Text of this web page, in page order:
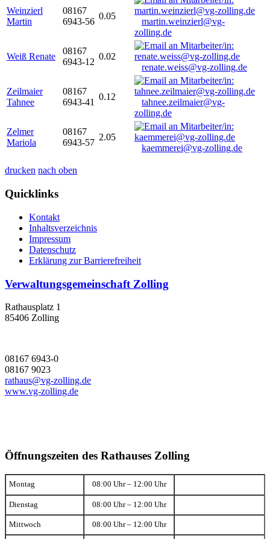
Weinzierl
Martin
08167
6943-56
0.05
martin.weinzierl@vg-
zolling.de
Weiß Renate
08167
6943-12
0.02
renate.weiss@vg-zolling.de
Zeilmaier
Tahnee
08167
6943-41
0.12
tahnee.zeilmaier@vg-
zolling.de
Zelmer
Mariola
08167
6943-57
2.05
kaemmerei@vg-zolling.de
drucken nach oben
Quicklinks
Kontakt
Inhaltsverzeichnis
Impressum
Datenschutz
Erklärung zur Barrierefreiheit
Verwaltungsgemeinschaft Zolling
Rathausplatz 1
85406 Zolling
08167 6943-0
08167 9023
rathaus@vg-zolling.de
www.vg-zolling.de
Öffnungszeiten des Rathauses Zolling
Montag 08:00 Uhr – 12:00 Uhr
Dienstag 08:00 Uhr – 12:00 Uhr
Mittwoch 08:00 Uhr – 12:00 Uhr